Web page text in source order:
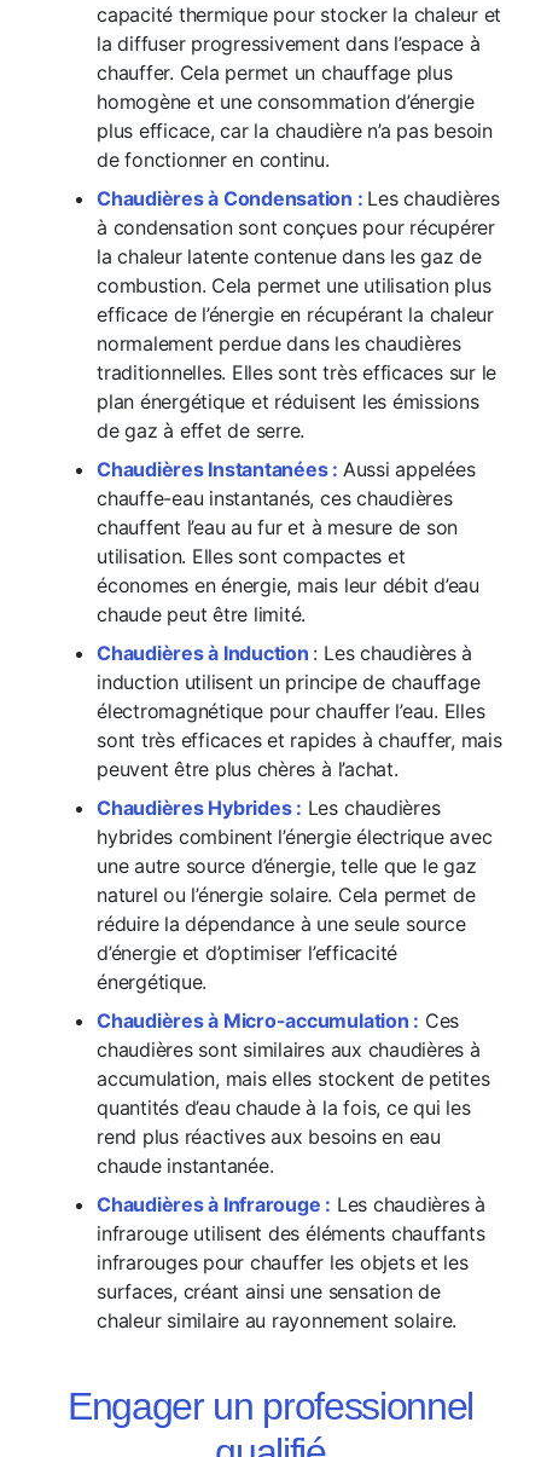
capacité thermique pour stocker la chaleur et
la diffuser progressivement dans l’espace à
chauffer. Cela permet un chauffage plus
homogène et une consommation d’énergie
plus efficace, car la chaudière n’a pas besoin
de fonctionner en continu.
Chaudières à Condensation : Les chaudières
à condensation sont conçues pour récupérer
la chaleur latente contenue dans les gaz de
combustion. Cela permet une utilisation plus
efficace de l’énergie en récupérant la chaleur
normalement perdue dans les chaudières
traditionnelles. Elles sont très efficaces sur le
plan énergétique et réduisent les émissions
de gaz à effet de serre.
Chaudières Instantanées : Aussi appelées
chauffe-eau instantanés, ces chaudières
chauffent l’eau au fur et à mesure de son
utilisation. Elles sont compactes et
économes en énergie, mais leur débit d’eau
chaude peut être limité.
Chaudières à Induction : Les chaudières à
induction utilisent un principe de chauffage
électromagnétique pour chauffer l’eau. Elles
sont très efficaces et rapides à chauffer, mais
peuvent être plus chères à l’achat.
Chaudières Hybrides : Les chaudières
hybrides combinent l’énergie électrique avec
une autre source d’énergie, telle que le gaz
naturel ou l’énergie solaire. Cela permet de
réduire la dépendance à une seule source
d’énergie et d’optimiser l’efficacité
énergétique.
Chaudières à Micro-accumulation : Ces
chaudières sont similaires aux chaudières à
accumulation, mais elles stockent de petites
quantités d’eau chaude à la fois, ce qui les
rend plus réactives aux besoins en eau
chaude instantanée.
Chaudières à Infrarouge : Les chaudières à
infrarouge utilisent des éléments chauffants
infrarouges pour chauffer les objets et les
surfaces, créant ainsi une sensation de
chaleur similaire au rayonnement solaire.
Engager un professionnel